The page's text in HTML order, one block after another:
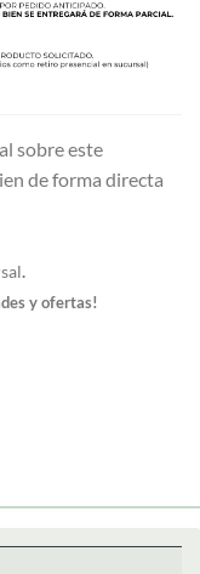
sobre este
de forma directa
.
y ofertas!